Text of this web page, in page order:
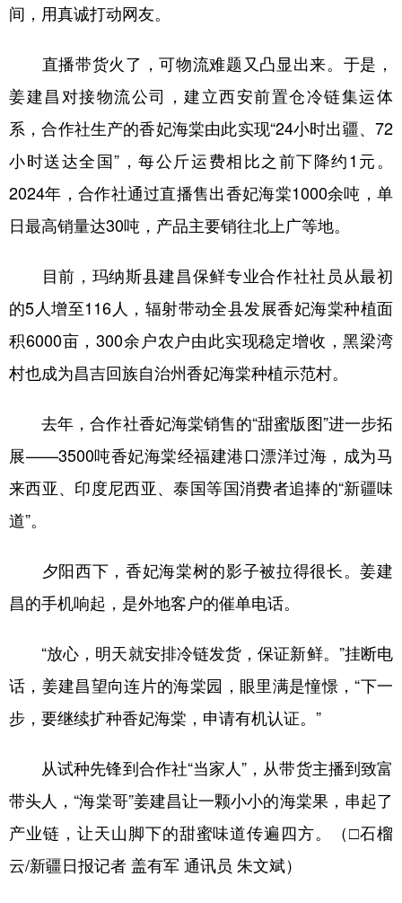
间，用真诚打动网友。
直播带货火了，可物流难题又凸显出来。于是，
姜建昌对接物流公司，建立西安前置仓冷链集运体
系，合作社生产的香妃海棠由此实现“24小时出疆、72
小时送达全国”，每公斤运费相比之前下降约1元。
2024年，合作社通过直播售出香妃海棠1000余吨，单
日最高销量达30吨，产品主要销往北上广等地。
目前，玛纳斯县建昌保鲜专业合作社社员从最初
的5人增至116人，辐射带动全县发展香妃海棠种植面
积6000亩，300余户农户由此实现稳定增收，黑梁湾
村也成为昌吉回族自治州香妃海棠种植示范村。
去年，合作社香妃海棠销售的“甜蜜版图”进一步拓
展——3500吨香妃海棠经福建港口漂洋过海，成为马
来西亚、印度尼西亚、泰国等国消费者追捧的“新疆味
道”。
夕阳西下，香妃海棠树的影子被拉得很长。姜建
昌的手机响起，是外地客户的催单电话。
“放心，明天就安排冷链发货，保证新鲜。”挂断电
话，姜建昌望向连片的海棠园，眼里满是憧憬，“下一
步，要继续扩种香妃海棠，申请有机认证。”
从试种先锋到合作社“当家人”，从带货主播到致富
带头人，“海棠哥”姜建昌让一颗小小的海棠果，串起了
产业链，让天山脚下的甜蜜味道传遍四方。（□石榴
云/新疆日报记者 盖有军 通讯员 朱文斌）